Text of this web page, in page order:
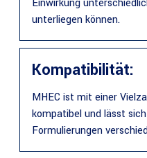
Einwirkung
unterliegen können.
Kompatibilität:
MHEC ist mit einer
kompatibel und lässt
Formulierungen